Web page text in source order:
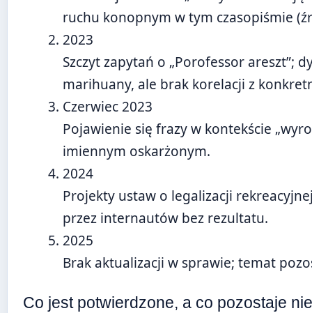
ruchu konopnym w tym czasopiśmie
2023
Szczyt zapytań o „Porofessor areszt”;
marihuany, ale brak korelacji z
Czerwiec 2023
Pojawienie się frazy w kontekście
imiennym oskarżonym.
2024
Projekty ustaw o legalizacji
przez internautów bez rezultatu.
2025
Brak aktualizacji w sprawie; temat
Co jest potwierdzone, a co pozostaje